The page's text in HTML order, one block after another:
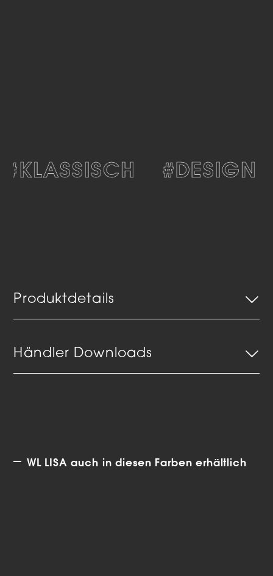
#DESIGN
Produktdetails
Händler Downloads
WL LISA auch in diesen Farben erhältlich